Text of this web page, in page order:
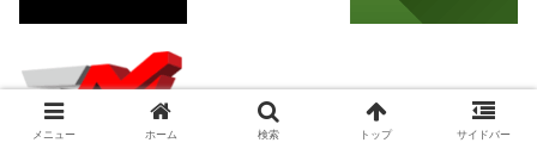
メニュー ホーム 検索 トップ サイドバー